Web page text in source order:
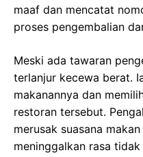
maaf dan mencatat
proses pengembalian
Meski ada tawaran
terlanjur kecewa berat.
makanannya dan
restoran tersebut.
merusak suasana
meninggalkan rasa